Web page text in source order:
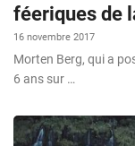
féeriques de
16 novembre 2017
Morten Berg, qui a
6 ans sur …